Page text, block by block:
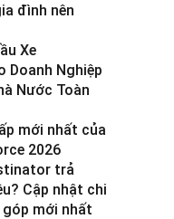
đình nên
Xe
Doanh Nghiệp
Nước Toàn
mới nhất của
2026
trả
Cập nhật chi
góp mới nhất